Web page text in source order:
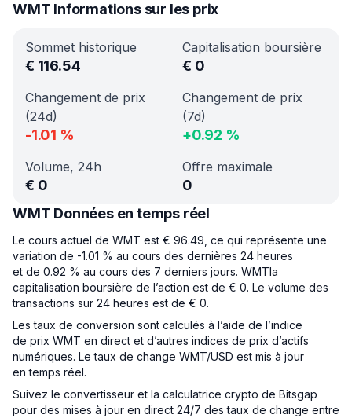
WMT Informations sur les prix
Sommet historique
€ 116.54
Capitalisation boursière
€ 0
Changement de prix
(24d)
-1.01 %
Changement de prix
(7d)
+0.92 %
Volume, 24h
€ 0
Offre maximale
0
WMT Données en temps réel
Le cours actuel de WMT est € 96.49, ce qui représente une
variation de -1.01 % au cours des dernières 24 heures
et de 0.92 % au cours des 7 derniers jours. WMTla
capitalisation boursière de l’action est de € 0. Le volume des
transactions sur 24 heures est de € 0.
Les taux de conversion sont calculés à l’aide de l’indice
de prix WMT en direct et d’autres indices de prix d’actifs
numériques. Le taux de change WMT/USD est mis à jour
en temps réel.
Suivez le convertisseur et la calculatrice crypto de Bitsgap
pour des mises à jour en direct 24/7 des taux de change entre